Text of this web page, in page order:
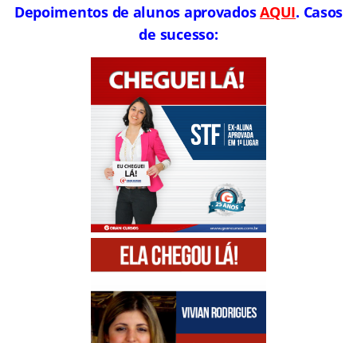
Depoimentos de alunos aprovadosAQUI. Casos
de sucesso: